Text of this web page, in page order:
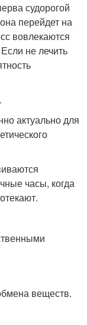
судорогой
перейдет на
вовлекаются
не лечить
актуально для
часы, когда
веществ.